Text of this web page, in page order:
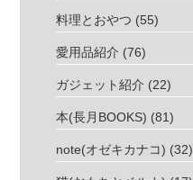
料理とおやつ (55)
愛用品紹介 (76)
ガジェット紹介 (22)
本(長月BOOKS) (81)
note(オゼキカナコ) (32)